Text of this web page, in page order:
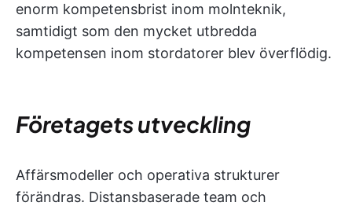
enorm kompetensbrist inom molnteknik,
samtidigt som den mycket utbredda
kompetensen inom stordatorer blev överflödig.
Företagets utveckling
Affärsmodeller och operativa strukturer
förändras. Distansbaserade team och